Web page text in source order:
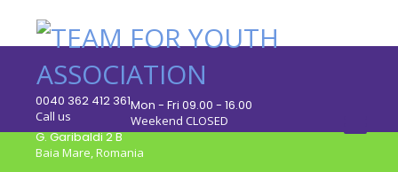
0040 362 412 361
Call us
Mon - Fri 09.00 - 16.00
Weekend CLOSED
G. Garibaldi 2 B
Baia Mare, Romania